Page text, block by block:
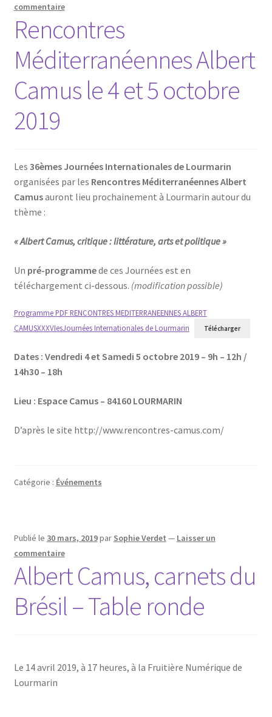
commentaire
Rencontres
Méditerranéennes Albert
Camus le 4 et 5 octobre
2019
Les 36èmes Journées Internationales de Lourmarin
organisées par les Rencontres Méditerranéennes Albert
Camusauront lieu prochainement à Lourmarin autour du
thème :
« Albert Camus, critique : littérature, arts et politique »
Un pré-programmede ces Journées est en
téléchargement ci-dessous. (modification possible)
Programme PDF RENCONTRES MEDITERRANEENNES ALBERT
CAMUSXXXVIesJournées Internationales de Lourmarin
Télécharger
Dates : Vendredi 4 et Samedi 5 octobre 2019 – 9h – 12h /
14h30 – 18h
Lieu : Espace Camus – 84160 LOURMARIN
D’après le site http://www.rencontres-camus.com/
Catégorie : Événements
Publié le 30 mars, 2019par Sophie Verdet — Laisser un
commentaire
Albert Camus, carnets du
Brésil – Table ronde
Le 14 avril 2019, à 17 heures, à la Fruitière Numérique de
Lourmarin